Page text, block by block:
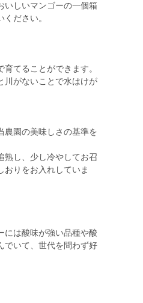
いしいマンゴーの一個箱
ださい。
てることができます。
川がないことで水はけが
農園の美味しさの基準を
熟し、少し冷やしてお召
おりをお入れしていま
には酸味が強い品種や酸
でいて、世代を問わず好